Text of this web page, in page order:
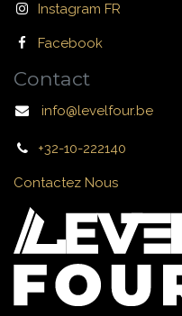
Instagram FR
Facebook
Contact
info@levelfour.be
+32-10-222140
Contactez Nous